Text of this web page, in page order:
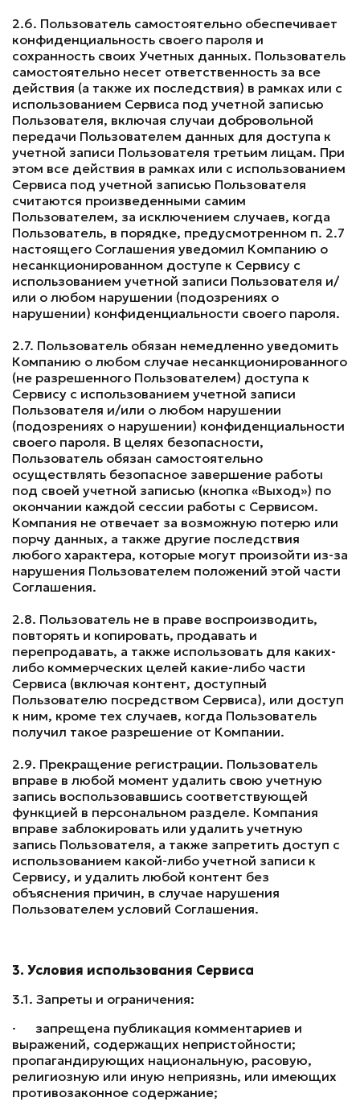
2.6. Пользователь самостоятельно обеспечивает
конфиденциальность своего пароля и
сохранность своих Учетных данных. Пользователь
самостоятельно несет ответственность за все
действия (а также их последствия) в рамках или с
использованием Сервиса под учетной записью
Пользователя, включая случаи добровольной
передачи Пользователем данных для доступа к
учетной записи Пользователя третьим лицам. При
этом все действия в рамках или с использованием
Сервиса под учетной записью Пользователя
считаются произведенными самим
Пользователем, за исключением случаев, когда
Пользователь, в порядке, предусмотренном п. 2.7
настоящего Соглашения уведомил Компанию о
несанкционированном доступе к Сервису с
использованием учетной записи Пользователя и/
или о любом нарушении (подозрениях о
нарушении) конфиденциальности своего пароля.
2.7. Пользователь обязан немедленно уведомить
Компанию о любом случае несанкционированного
(не разрешенного Пользователем) доступа к
Сервису с использованием учетной записи
Пользователя и/или о любом нарушении
(подозрениях о нарушении) конфиденциальности
своего пароля. В целях безопасности,
Пользователь обязан самостоятельно
осуществлять безопасное завершение работы
под своей учетной записью (кнопка «Выход») по
окончании каждой сессии работы с Сервисом.
Компания не отвечает за возможную потерю или
порчу данных, а также другие последствия
любого характера, которые могут произойти из-за
нарушения Пользователем положений этой части
Соглашения.
2.8. Пользователь не в праве воспроизводить,
повторять и копировать, продавать и
перепродавать, а также использовать для каких-
либо коммерческих целей какие-либо части
Сервиса (включая контент, доступный
Пользователю посредством Сервиса), или доступ
к ним, кроме тех случаев, когда Пользователь
получил такое разрешение от Компании.
2.9. Прекращение регистрации. Пользователь
вправе в любой момент удалить свою учетную
запись воспользовавшись соответствующей
функцией в персональном разделе. Компания
вправе заблокировать или удалить учетную
запись Пользователя, а также запретить доступ с
использованием какой-либо учетной записи к
Сервису, и удалить любой контент без
объяснения причин, в случае нарушения
Пользователем условий Соглашения.
3. Условия использования Сервиса
3.1. Запреты и ограничения:
· запрещена публикация комментариев и
выражений, содержащих непристойности;
пропагандирующих национальную, расовую,
религиозную или иную неприязнь, или имеющих
противозаконное содержание;